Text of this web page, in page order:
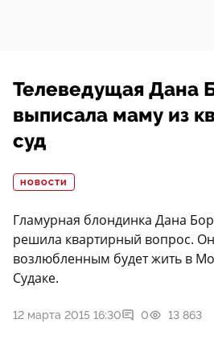
Телеведущая Дана
выписала маму из
суд
НОВОСТИ
Гламурная блондинка Дана
решила квартирный вопрос.
возлюбленным будет жить в
Судаке.
12 марта 2015 16:30 0 13 863